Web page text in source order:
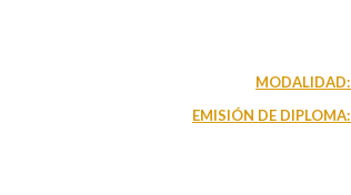
MODALIDAD:
EMISIÓN DE DIPLOMA: